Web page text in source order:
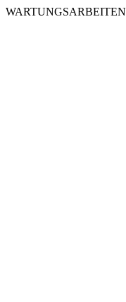
WARTUNGSARBEITEN